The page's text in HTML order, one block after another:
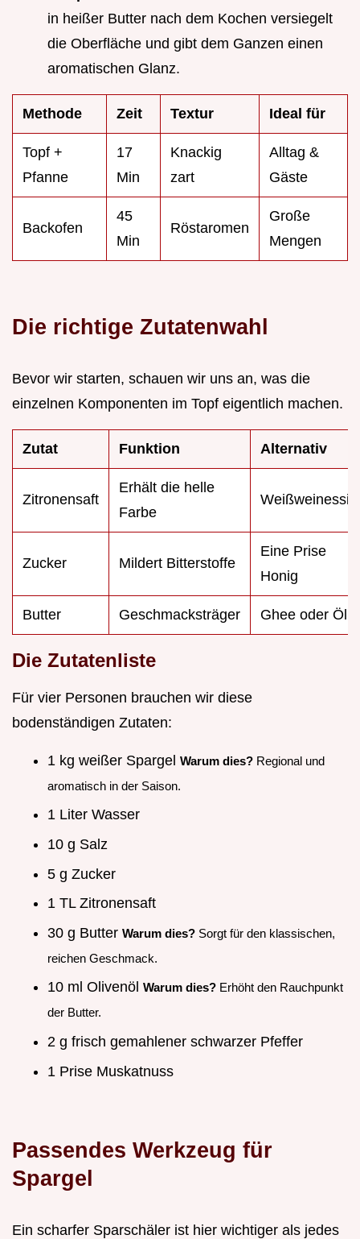
in heißer Butter nach dem Kochen versiegelt
die Oberfläche und gibt dem Ganzen einen
aromatischen Glanz.
Methode Zeit Textur Ideal für
Topf +
Pfanne
17
Min
Knackig
zart
Alltag &
Gäste
Backofen
45
Min
Röstaromen
Große
Mengen
Die richtige Zutatenwahl
Bevor wir starten, schauen wir uns an, was die
einzelnen Komponenten im Topf eigentlich machen.
Zutat Funktion Alternativ
Zitronensaft
Erhält die helle
Farbe
Weißweinessig
Zucker Mildert Bitterstoffe
Eine Prise
Honig
Butter Geschmacksträger Ghee oder Öl
Die Zutatenliste
Für vier Personen brauchen wir diese
bodenständigen Zutaten:
1 kg weißer Spargel Warum dies? Regional und
aromatisch in der Saison.
1 Liter Wasser
10 g Salz
5 g Zucker
1 TL Zitronensaft
30 g Butter Warum dies? Sorgt für den klassischen,
reichen Geschmack.
10 ml Olivenöl Warum dies? Erhöht den Rauchpunkt
der Butter.
2 g frisch gemahlener schwarzer Pfeffer
1 Prise Muskatnuss
Passendes Werkzeug für
Spargel
Ein scharfer Sparschäler ist hier wichtiger als jedes